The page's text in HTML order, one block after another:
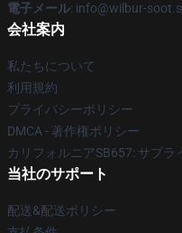
電子メール: info@wilbur-
会社案内
私たちについて
利用規約
プライバシーポリシー
DMCA - 著作権ポリシー
カリフォルニアSB657: サプ
当社のサポート
配送&配送ポリシー